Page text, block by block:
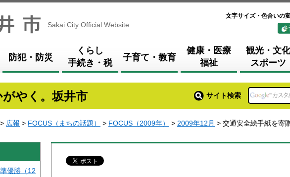
Sakai City Official Website
文字サイズ・色合いの
防犯・防災
くらし
手続き・税
子育て・教育
健康・医療
福祉
観光・文化
スポーツ
やく。坂井市 サイト検索
> 広報 > FOCUS（まちの話題） > FOCUS（2009年） > 2009年12月 > 交通安全絵手紙を寄
優勝（12